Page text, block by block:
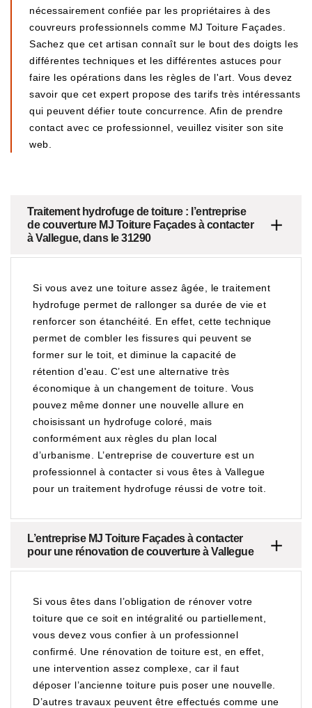
nécessairement confiée par les propriétaires à des
couvreurs professionnels comme MJ Toiture Façades.
Sachez que cet artisan connaît sur le bout des doigts les
différentes techniques et les différentes astuces pour
faire les opérations dans les règles de l'art. Vous devez
savoir que cet expert propose des tarifs très intéressants
qui peuvent défier toute concurrence. Afin de prendre
contact avec ce professionnel, veuillez visiter son site
web.
Traitement hydrofuge de toiture : l’entreprise
de couverture MJ Toiture Façades à contacter
à Vallegue, dans le 31290
Si vous avez une toiture assez âgée, le traitement
hydrofuge permet de rallonger sa durée de vie et
renforcer son étanchéité. En effet, cette technique
permet de combler les fissures qui peuvent se
former sur le toit, et diminue la capacité de
rétention d'eau. C’est une alternative très
économique à un changement de toiture. Vous
pouvez même donner une nouvelle allure en
choisissant un hydrofuge coloré, mais
conformément aux règles du plan local
d’urbanisme. L’entreprise de couverture est un
professionnel à contacter si vous êtes à Vallegue
pour un traitement hydrofuge réussi de votre toit.
L’entreprise MJ Toiture Façades à contacter
pour une rénovation de couverture à Vallegue
Si vous êtes dans l’obligation de rénover votre
toiture que ce soit en intégralité ou partiellement,
vous devez vous confier à un professionnel
confirmé. Une rénovation de toiture est, en effet,
une intervention assez complexe, car il faut
déposer l’ancienne toiture puis poser une nouvelle.
D’autres travaux peuvent être effectués comme une